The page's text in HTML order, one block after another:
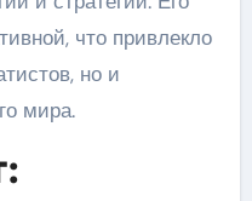
что привлекло
но и
мира.